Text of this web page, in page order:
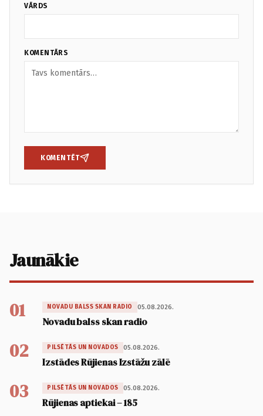
VĀRDS
KOMENTĀRS
KOMENTĒT
Jaunākie
01 NOVADU BALSS SKAN RADIO 05.08.2026.
Novadu balss skan radio
02 PILSĒTĀS UN NOVADOS 05.08.2026.
Izstādes Rūjienas Izstāžu zālē
03 PILSĒTĀS UN NOVADOS 05.08.2026.
Rūjienas aptiekai – 185